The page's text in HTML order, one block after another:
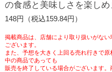
プリペイドカード・金券
ニンテンドー・ダウンロードカ
プリント
スキャン
ファクス
切手・はがき・印紙
セブン銀行ATM
ご利用可能なお支払い方法
セブンチケット
イープラス
セブン‐イレブンでお受取り
セブンネットショッピング
会社概要
貸借対照表・損益計算書
沿革
サステナビリティ活動基本方針
サステナビリティ推進体制
GREEN CHALLENGE 2050
アルバイト情報
店舗検索
お問い合わせ
の食感と美味しさを楽しめ
148円（税込159.84円）
掲載商品は、店舗により取り扱いがな
ございます。
また、予想を大きく上回る売れ行きで
中の商品であっても
販売を終了している場合がございます